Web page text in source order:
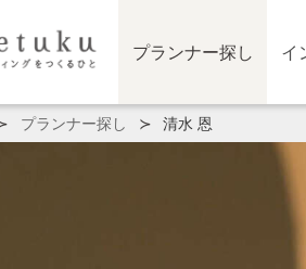
プランナー探し イ
プランナー探し 清水 恩